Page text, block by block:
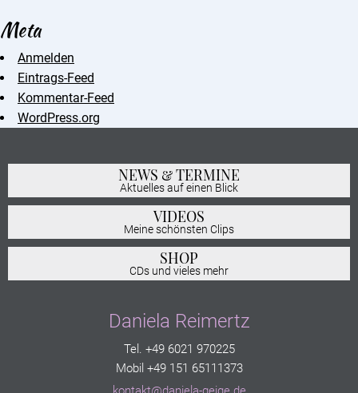
Meta
Anmelden
Eintrags-Feed
Kommentar-Feed
WordPress.org
NEWS & TERMINE
Aktuelles auf einen Blick
VIDEOS
Meine schönsten Clips
SHOP
CDs und vieles mehr
Daniela Reimertz
Tel. +49 6021 970225
Mobil +49 151 65111373